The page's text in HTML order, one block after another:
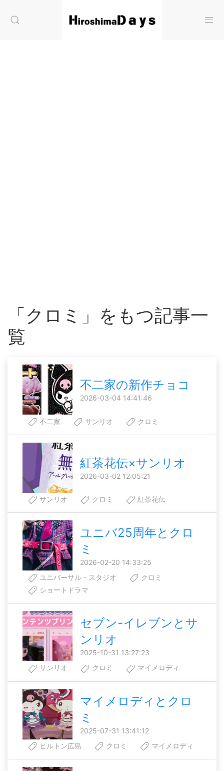
「クロミ」をもつ記事一
覧
不二家の新作チョコ
2026-03-04 14:41:46
不二家 サンリオ クロミ
紅茶花伝×サンリオ
2026-03-02 12:05:21
サンリオ クロミ 紅茶花伝
ユニバ25周年とクロ
ミ
2026-02-20 14:33:25
ユニバーサル・スタジオ
クロミ
ショートドラマ
セブン-イレブンとサ
ンリオ
2025-10-31 13:27:23
サンリオ
クロミ マイメロディ
マイメロディとクロ
ミ
2025-07-31 13:41:12
ヒルトン広島
クロミ マイメロディ